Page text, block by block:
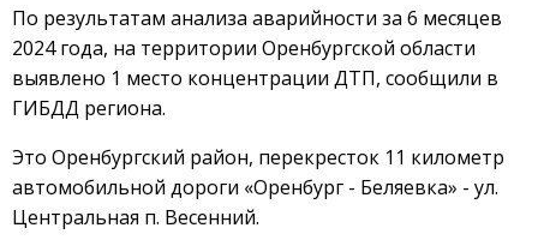
По результатам анализа аварийности за 6 месяцев
2024 года, на территории Оренбургской области
выявлено 1 место концентрации ДТП, сообщили в
ГИБДД региона.
Это Оренбургский район, перекресток 11 километр
автомобильной дороги «Оренбург - Беляевка» - ул.
Центральная п. Весенний.